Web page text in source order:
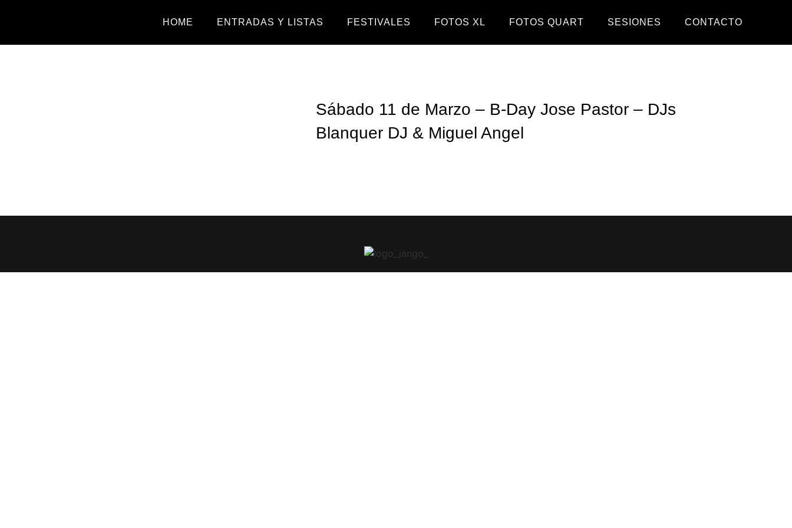
HOME ENTRADAS Y LISTAS FESTIVALES FOTOS XL FOTOS QUART SESIONES CONTACTO
Sábado 11 de Marzo – B-Day Jose Pastor – DJs
Blanquer DJ & Miguel Angel